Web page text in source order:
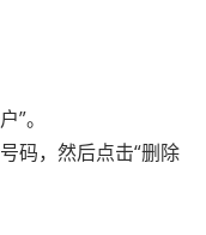
”。
码，然后点击“删除